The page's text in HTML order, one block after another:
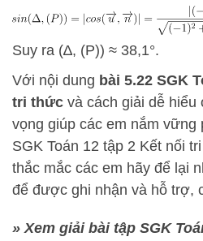
Suy ra (∆, (P)) ≈ 38,1°.
Với nội dung bài 5.22 SGK
tri thức và cách giải dễ hiểu
vọng giúp các em nắm vững
SGK Toán 12 tập 2 Kết nối
thắc mắc các em hãy để lại
để được ghi nhận và hỗ trợ,
» Xem giải bài tập SGK